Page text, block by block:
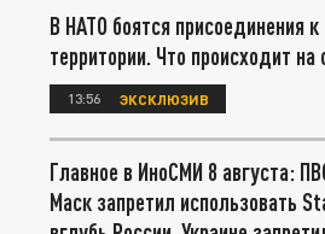
В НАТО боятся присоединения к
территории. Что происходит
13:56 ЭКСКЛЮЗИВ
Главное в ИноСМИ 8 августа:
Маск запретил использовать